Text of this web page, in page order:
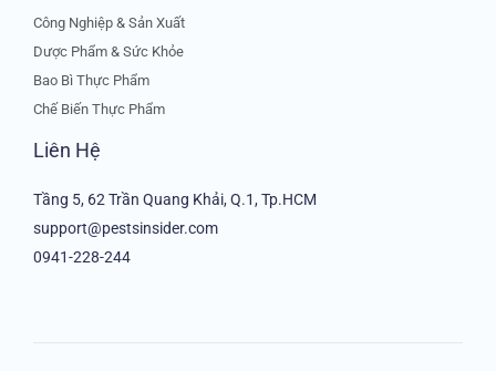
Công Nghiệp & Sản Xuất
Dược Phẩm & Sức Khỏe
Bao Bì Thực Phẩm
Chế Biến Thực Phẩm
Liên Hệ
Tầng 5, 62 Trần Quang Khải, Q.1, Tp.HCM
support@pestsinsider.com
0941-228-244